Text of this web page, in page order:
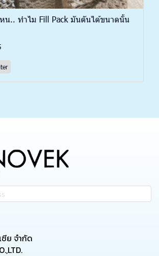
น.. ทำไม Fill Pack มันตันได้ขนาดนั้น
ซีย จำกัด